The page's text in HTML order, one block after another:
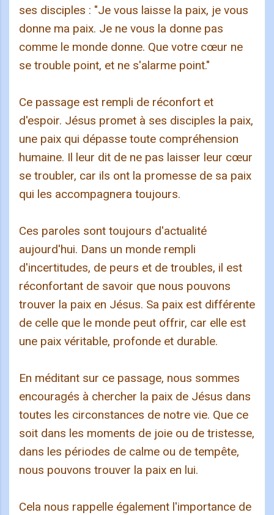
ses disciples : "Je vous laisse la paix, je vous
donne ma paix. Je ne vous la donne pas
comme le monde donne. Que votre cœur ne
se trouble point, et ne s'alarme point."
Ce passage est rempli de réconfort et
d'espoir. Jésus promet à ses disciples la paix,
une paix qui dépasse toute compréhension
humaine. Il leur dit de ne pas laisser leur cœur
se troubler, car ils ont la promesse de sa paix
qui les accompagnera toujours.
Ces paroles sont toujours d'actualité
aujourd'hui. Dans un monde rempli
d'incertitudes, de peurs et de troubles, il est
réconfortant de savoir que nous pouvons
trouver la paix en Jésus. Sa paix est différente
de celle que le monde peut offrir, car elle est
une paix véritable, profonde et durable.
En méditant sur ce passage, nous sommes
encouragés à chercher la paix de Jésus dans
toutes les circonstances de notre vie. Que ce
soit dans les moments de joie ou de tristesse,
dans les périodes de calme ou de tempête,
nous pouvons trouver la paix en lui.
Cela nous rappelle également l'importance de